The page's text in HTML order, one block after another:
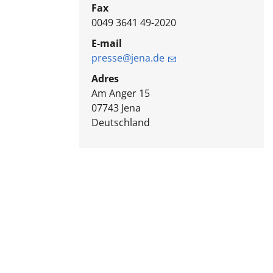
Fax
0049 3641 49-2020
E-mail
presse@jena.de
Adres
Am Anger 15
07743 Jena
Deutschland